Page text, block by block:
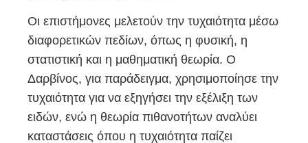
Οι επιστήμονες μελετούν την τυχαιότητα μέσω
διαφορετικών πεδίων, όπως η φυσική, η
στατιστική και η μαθηματική θεωρία. Ο
Δαρβίνος, για παράδειγμα, χρησιμοποίησε την
τυχαιότητα για να εξηγήσει την εξέλιξη των
ειδών, ενώ η θεωρία πιθανοτήτων αναλύει
καταστάσεις όπου η τυχαιότητα παίζει